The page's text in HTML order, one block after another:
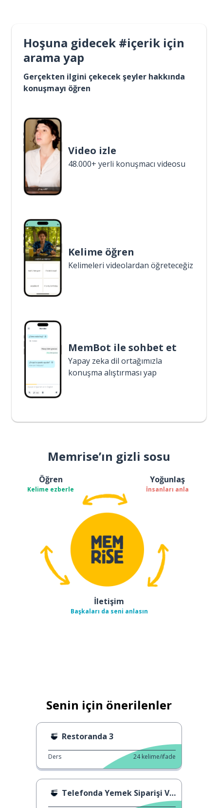
Hoşuna gidecek #içerik için
arama yap
Gerçekten ilgini çekecek şeyler hakkında
konuşmayı öğren
Video izle
48.000+ yerli konuşmacı videosu
Kelime öğren
Kelimeleri videolardan öğreteceğiz
MemBot ile sohbet et
Yapay zeka dil ortağımızla
konuşma alıştırması yap
Memrise’ın gizli sosu
Öğren
Kelime ezberle
Yoğunlaş
İnsanları anla
İletişim
Başkaları da seni anlasın
Senin için önerilenler
Restoranda 3
Ders 24 kelime/ifade
Telefonda Yemek Siparişi Verme